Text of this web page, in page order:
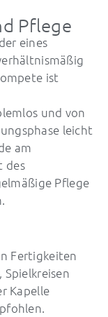
Pflege
eines
ist
und von
leicht
am
des
Pflege
Fertigkeiten
Kapelle